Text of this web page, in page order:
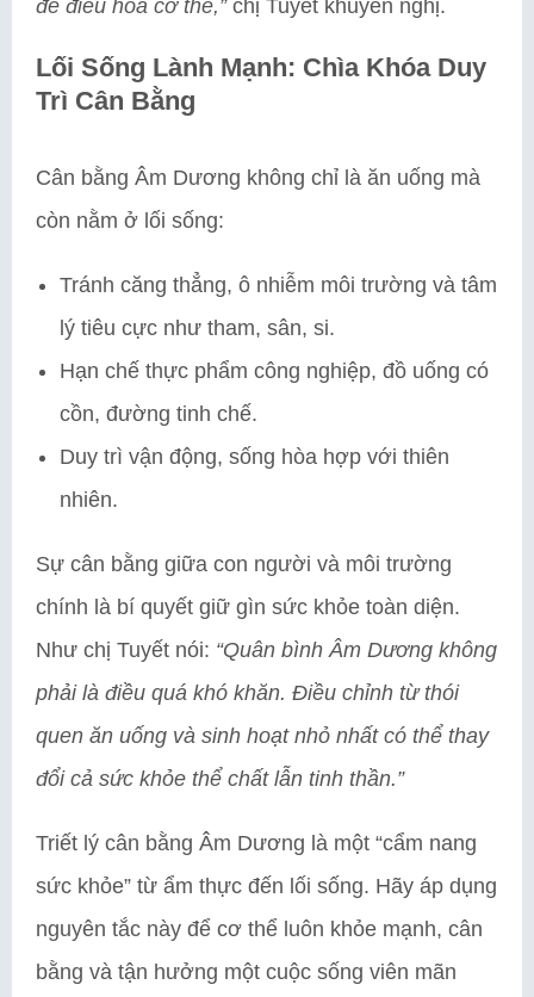
để điều hòa cơ thể,”chị Tuyết khuyến nghị.
Lối Sống Lành Mạnh: Chìa Khóa Duy
Trì Cân Bằng
Cân bằng Âm Dương không chỉ là ăn uống mà
còn nằm ở lối sống:
Tránh căng thẳng, ô nhiễm môi trường và tâm
lý tiêu cực như tham, sân, si.
Hạn chế thực phẩm công nghiệp, đồ uống có
cồn, đường tinh chế.
Duy trì vận động, sống hòa hợp với thiên
nhiên.
Sự cân bằng giữa con người và môi trường
chính là bí quyết giữ gìn sức khỏe toàn diện.
Như chị Tuyết nói: “Quân bình Âm Dương không
phải là điều quá khó khăn. Điều chỉnh từ thói
quen ăn uống và sinh hoạt nhỏ nhất có thể thay
đổi cả sức khỏe thể chất lẫn tinh thần.”
Triết lý cân bằng Âm Dương là một “cẩm nang
sức khỏe” từ ẩm thực đến lối sống. Hãy áp dụng
nguyên tắc này để cơ thể luôn khỏe mạnh, cân
bằng và tận hưởng một cuộc sống viên mãn